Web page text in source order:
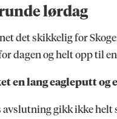
lørdag
det skikkelig for
dagen og helt opp til
en lang eagleputt
avslutning gikk ikke helt